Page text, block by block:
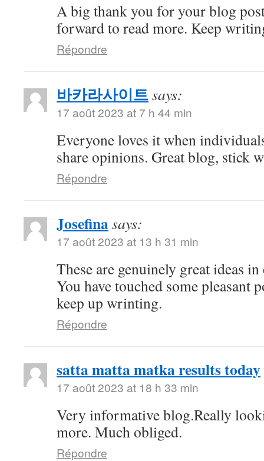
A big thank you for your blog
forward to read more. Keep
Répondre
바카라사이트says:
17 août 2023 at 7 h 44 min
Everyone loves it when
share opinions. Great blog, stick
Répondre
Josefinasays:
17 août 2023 at 13 h 31 min
These are genuinely great ideas
You have touched some pleasant
keep up wrinting.
Répondre
satta matta matka results today
17 août 2023 at 18 h 33 min
Very informative blog.Really
more. Much obliged.
Répondre